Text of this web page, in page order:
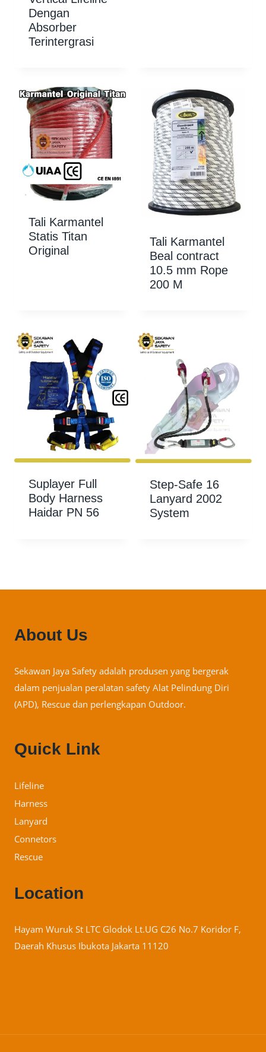
Dengan
Absorber
Terintergrasi
Tali Karmantel
Statis Titan
Original
Tali Karmantel
Beal contract
10.5 mm Rope
200 M
Suplayer Full
Body Harness
Haidar PN 56
Step-Safe 16
Lanyard 2002
System
About Us
Sekawan Jaya Safety adalah produsen yang bergerak
dalam penjualan peralatan safety Alat Pelindung Diri
(APD), Rescue dan perlengkapan Outdoor.
Quick Link
Lifeline
Harness
Lanyard
Connetors
Rescue
Location
Hayam Wuruk St LTC Glodok Lt.UG C26 No.7 Koridor F,
Daerah Khusus Ibukota Jakarta 11120